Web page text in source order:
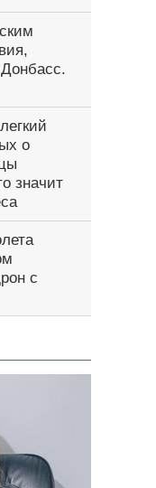
о
значит
с